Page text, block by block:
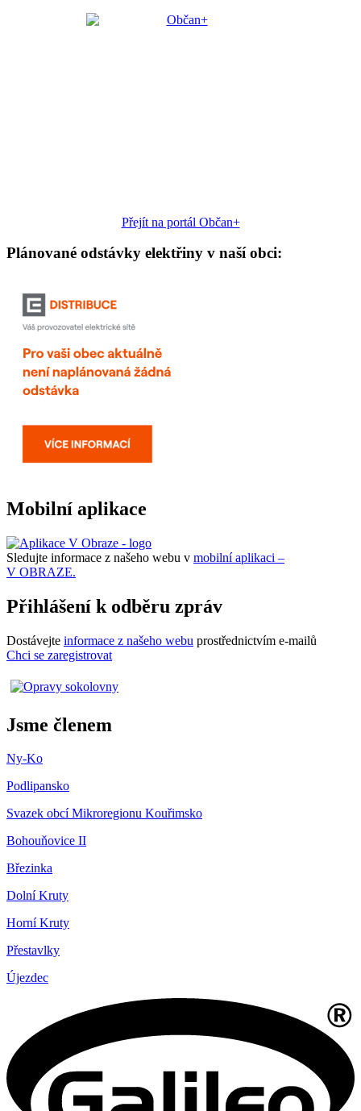
Přejít na portál Občan+
Plánované odstávky elektřiny v naší obci:
Mobilní aplikace
Sledujte informace z našeho webu v mobilní aplikaci –
V OBRAZE.
Přihlášení k odběru zpráv
Dostávejte informace z našeho webu prostřednictvím e-mailů
Chci se zaregistrovat
Jsme členem
Ny-Ko
Podlipansko
Svazek obcí Mikroregionu Kouřimsko
Bohouňovice II
Březinka
Dolní Kruty
Horní Kruty
Přestavlky
Újezdec